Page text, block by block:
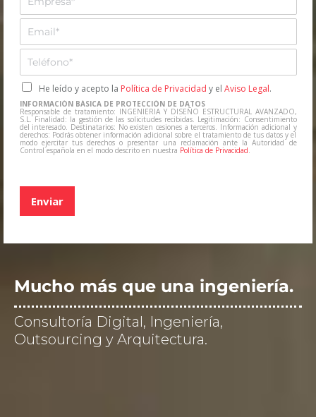
m
p
e
a
*
m
a
l
*
l
e
f
o
n
o
C
a
s
i
l
l
s
e
e
f
c
a
c
He leído y acepto la Política de Privacidad y el Aviso Legal.
INFORMACIÓN BÁSICA DE PROTECCIÓN DE DATOS
Responsable de tratamiento: INGENIERIA Y DISEÑO ESTRUCTURAL AVANZADO,
S.L. Finalidad: la gestión de las solicitudes recibidas. Legitimación: Consentimiento
del interesado. Destinatarios: No existen cesiones a terceros. Información adicional y
derechos: Podrás obtener información adicional sobre el tratamiento de tus datos y el
modo ejercitar tus derechos o presentar una reclamación ante la Autoridad de
Control española en el modo descrito en nuestra Política de Privacidad.
Enviar
Mucho más que una ingeniería.
Consultoría Digital, Ingeniería,
Outsourcing y Arquitectura.